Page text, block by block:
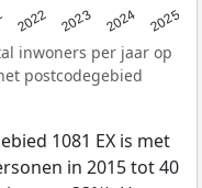
2022 2023 2024 2025
inwoners per jaar op
postcodegebied
1081 EX is met
in 2015 tot 40